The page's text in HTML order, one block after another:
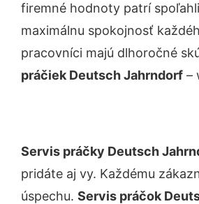
firemné hodnoty patrí
maximálnu spokojnosť
pracovníci majú dlhoročné
práčiek Deutsch Jahrndorf –
Servis práčky Deutsch
pridáte aj vy. Každému
úspechu. Servis práčok